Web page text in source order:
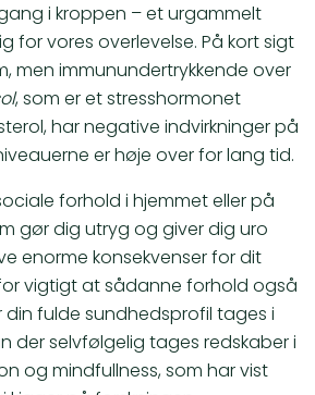
i kroppen – et urgammelt
for vores overlevelse. På kort sigt
men immunundertrykkende over
, som er et stresshormonet
har negative indvirkninger på
er høje over for lang tid.
forhold i hjemmet eller på
gør dig utryg og giver dig uro
enorme konsekvenser for dit
vigtigt at sådanne forhold også
din fulde sundhedsprofil tages i
der selvfølgelig tages redskaber i
og mindfullness, som har vist